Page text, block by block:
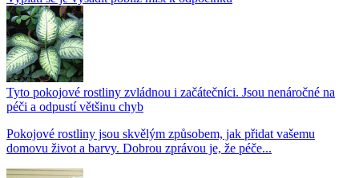
Tyto pokojové rostliny zvládnou i začátečníci. Jsou nenáročné na
péči a odpustí většinu chyb
Pokojové rostliny jsou skvělým způsobem, jak přidat vašemu
domovu život a barvy. Dobrou zprávou je, že péče...